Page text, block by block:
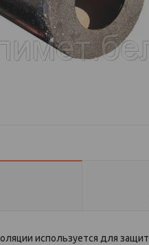
используется для